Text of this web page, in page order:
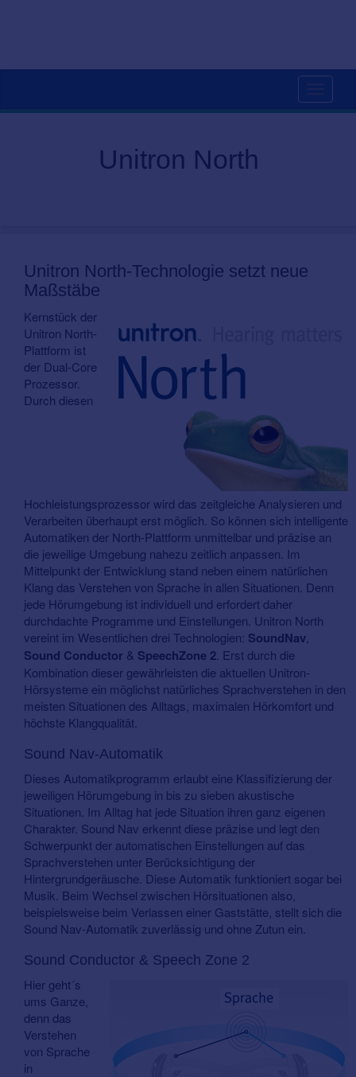
Unitron North
Unitron North-Technologie setzt neue
Maßstäbe
Kernstück der
Unitron North-
Plattform ist
der Dual-Core
Prozessor.
Durch diesen
Hochleistungsprozessor wird das zeitgleiche Analysieren und
Verarbeiten überhaupt erst möglich. So können sich intelligente
Automatiken der North-Plattform unmittelbar und präzise an
die jeweilige Umgebung nahezu zeitlich anpassen. Im
Mittelpunkt der Entwicklung stand neben einem natürlichen
Klang das Verstehen von Sprache in allen Situationen. Denn
jede Hörumgebung ist individuell und erfordert daher
durchdachte Programme und Einstellungen. Unitron North
vereint im Wesentlichen drei Technologien: SoundNav
Sound Conductor & SpeechZone 2 . Erst durch die
Kombination dieser gewährleisten die aktuellen Unitron-
Hörsysteme ein möglichst natürliches Sprachverstehen in den
meisten Situationen des Alltags, maximalen Hörkomfort und
höchste Klangqualität.
Sound Nav-Automatik
Dieses Automatikprogramm erlaubt eine Klassifizierung der
jeweiligen Hörumgebung in bis zu sieben akustische
Situationen. Im Alltag hat jede Situation ihren ganz eigenen
Charakter. Sound Nav erkennt diese präzise und legt den
Schwerpunkt der automatischen Einstellungen auf das
Sprachverstehen unter Berücksichtigung der
Hintergrundgeräusche. Diese Automatik funktioniert sogar bei
Musik. Beim Wechsel zwischen Hörsituationen also,
beispielsweise beim Verlassen einer Gaststätte, stellt sich die
Sound Nav-Automatik zuverlässig und ohne Zutun ein.
Sound Conductor & Speech Zone 2
Hier geht´s
ums Ganze,
denn das
Verstehen
von Sprache
in